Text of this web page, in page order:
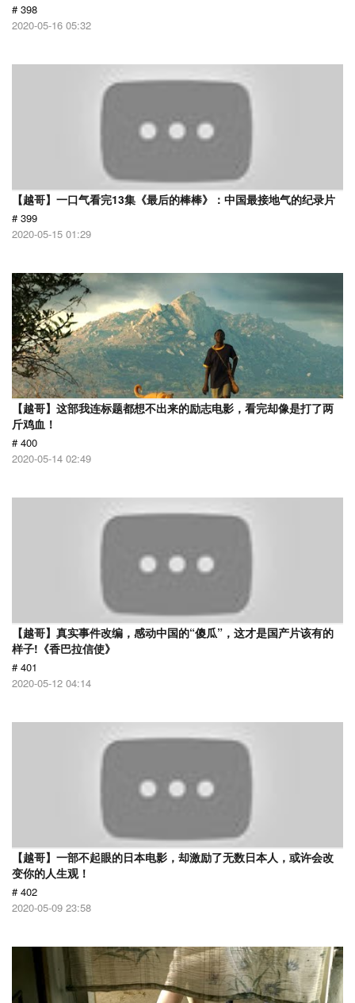
# 398
2020-05-16 05:32
【越哥】一口气看完13集《最后的棒棒》：中国最接地气的纪录片
# 399
2020-05-15 01:29
【越哥】这部我连标题都想不出来的励志电影，看完却像是打了两
斤鸡血！
# 400
2020-05-14 02:49
【越哥】真实事件改编，感动中国的“傻瓜”，这才是国产片该有的
样子!《香巴拉信使》
# 401
2020-05-12 04:14
【越哥】一部不起眼的日本电影，却激励了无数日本人，或许会改
变你的人生观！
# 402
2020-05-09 23:58